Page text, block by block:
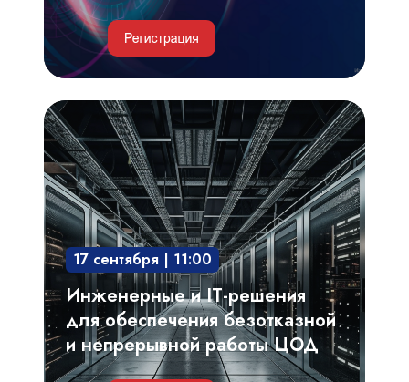
Инженерные
и
IT-
решения
для
обеспечения
безотказной
и
непрерывной
работы
ЦОД
17 сентября | 11:00
Инженерные и IT-решения
для обеспечения безотказной
и непрерывной работы ЦОД